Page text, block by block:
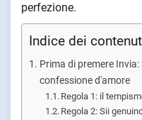
perfezione.
Indice dei
Prima di premere
confessione d'amore
Regola 1: il
Regola 2: Sii